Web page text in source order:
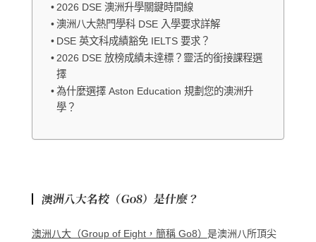
2026 DSE 澳洲升學關鍵時間線
澳洲八大熱門學科 DSE 入學要求詳解
DSE 英文科成績豁免 IELTS 要求？
2026 DSE 放榜成績未達標？靈活的銜接課程選
擇
為什麼選擇 Aston Education 規劃您的澳洲升
學？
澳洲八大名校（Go8）是什麼？
澳洲八大（Group of Eight，簡稱 Go8） 是澳洲八所頂尖